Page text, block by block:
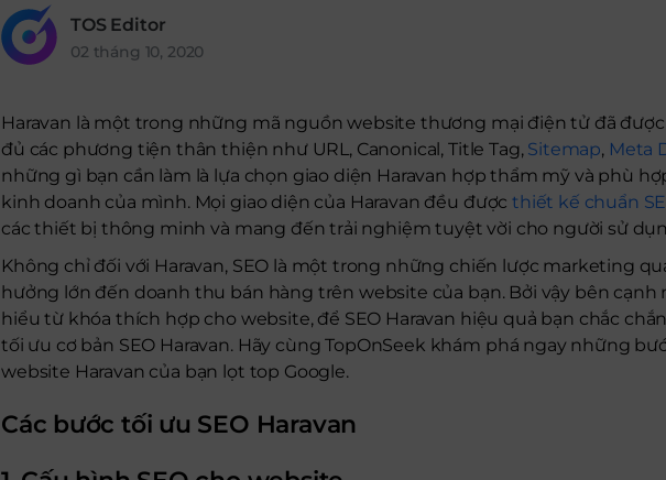
TOS Editor
02 tháng 10, 2020
Haravan là một trong những mã nguồn website thương mại điện tử đã được
đủ các phương tiện thân thiện như URL, Canonical, Title Tag, Sitemap, Meta
những gì bạn cần làm là lựa chọn giao diện Haravan hợp thẩm mỹ và phù
kinh doanh của mình. Mọi giao diện của Haravan đều đượcthiết kế chuẩn
các thiết bị thông minh và mang đến trải nghiệm tuyệt vời cho người sử
Không chỉ đối với Haravan, SEO là một trong những chiến lược marketing
hưởng lớn đến doanh thu bán hàng trên website của bạn. Bởi vậy bên
hiểu từ khóa thích hợp cho website, để SEO Haravan hiệu quả bạn chắc
tối ưu cơ bản SEO Haravan. Hãy cùng TopOnSeek khám phá ngay những
website Haravan của bạn lọt top Google.
Các bước tối ưu SEO Haravan